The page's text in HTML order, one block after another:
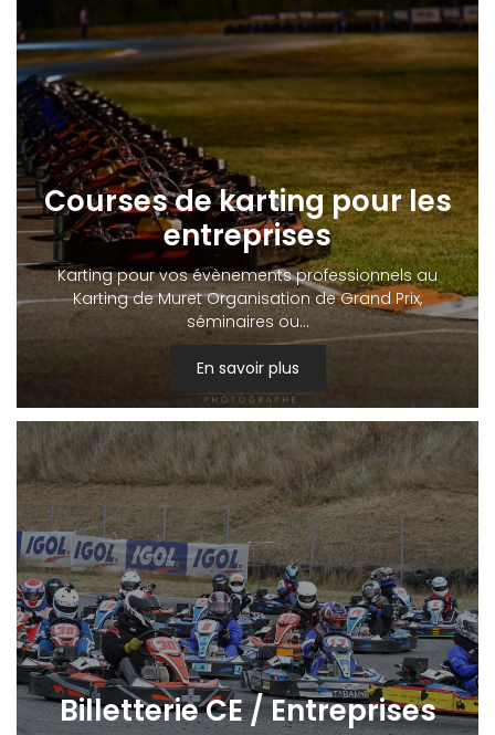
Courses de karting pour les
entreprises
Karting pour vos évènements professionnels au
Karting de Muret Organisation de Grand Prix,
séminaires ou…
En savoir plus
Billetterie CE / Entreprises